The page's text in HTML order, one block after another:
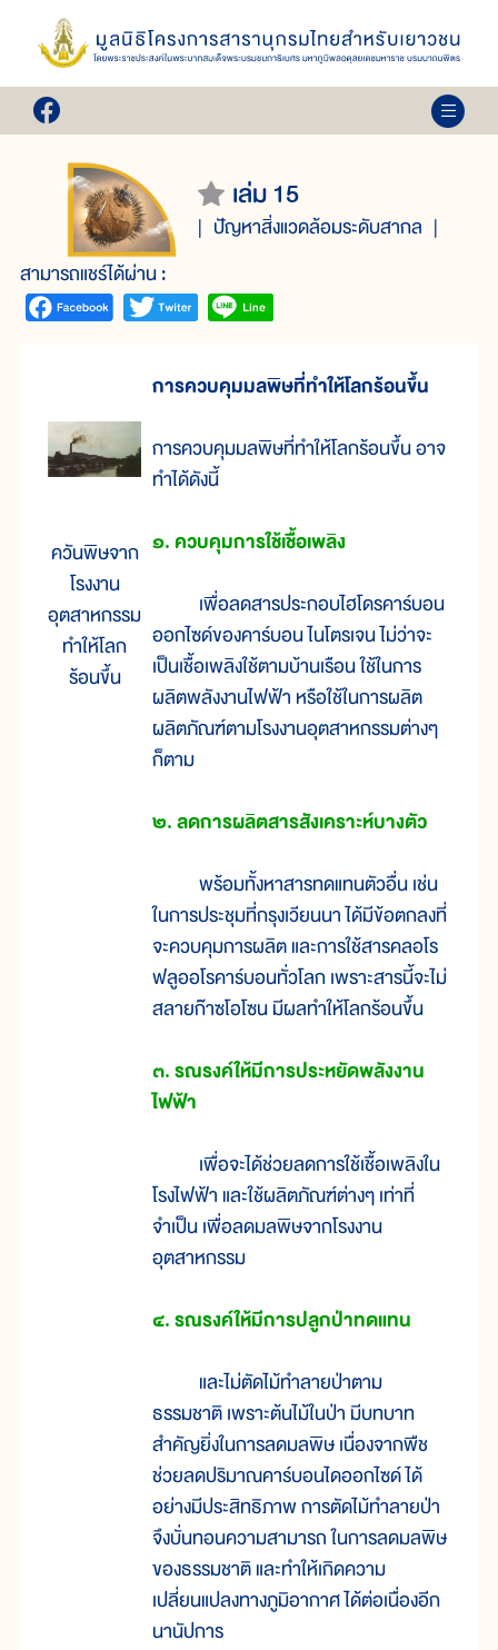
เล่ม 15
ปัญหาสิ่งแวดล้อมระดับสากล
สามารถแชร์ได้ผ่าน :
ควันพิษจาก
โรงงาน
อุตสาหกรรม
ทำให้โลก
ร้อนขึ้น
การควบคุมมลพิษที่ทำให้โลกร้อนขึ้น
การควบคุมมลพิษที่ทำให้โลกร้อนขึ้น อาจ
ทำได้ดังนี้
๑. ควบคุมการใช้เชื้อเพลิง
เพื่อลดสารประกอบไฮโดรคาร์บอน
ออกไซด์ของคาร์บอน ไนโตรเจน ไม่ว่าจะ
เป็นเชื้อเพลิงใช้ตามบ้านเรือน ใช้ในการ
ผลิตพลังงานไฟฟ้า หรือใช้ในการผลิต
ผลิตภัณฑ์ตามโรงงานอุตสาหกรรมต่างๆ
ก็ตาม
๒. ลดการผลิตสารสังเคราะห์บางตัว
พร้อมทั้งหาสารทดแทนตัวอื่น เช่น
ในการประชุมที่กรุงเวียนนา ได้มีข้อตกลงที่
จะควบคุมการผลิต และการใช้สารคลอโร
ฟลูออโรคาร์บอนทั่วโลก เพราะสารนี้จะไม่
สลายก๊าซโอโซน มีผลทำให้โลกร้อนขึ้น
๓. รณรงค์ให้มีการประหยัดพลังงาน
ไฟฟ้า
เพื่อจะได้ช่วยลดการใช้เชื้อเพลิงใน
โรงไฟฟ้า และใช้ผลิตภัณฑ์ต่างๆ เท่าที่
จำเป็น เพื่อลดมลพิษจากโรงงาน
อุตสาหกรรม
๔. รณรงค์ให้มีการปลูกป่าทดแทน
และไม่ตัดไม้ทำลายป่าตาม
ธรรมชาติ เพราะต้นไม้ในป่า มีบทบาท
สำคัญยิ่งในการลดมลพิษ เนื่องจากพืช
ช่วยลดปริมาณคาร์บอนไดออกไซด์ ได้
อย่างมีประสิทธิภาพ การตัดไม้ทำลายป่า
จึงบั่นทอนความสามารถ ในการลดมลพิษ
ของธรรมชาติ และทำให้เกิดความ
เปลี่ยนแปลงทางภูมิอากาศ ได้ต่อเนื่องอีก
นานัปการ